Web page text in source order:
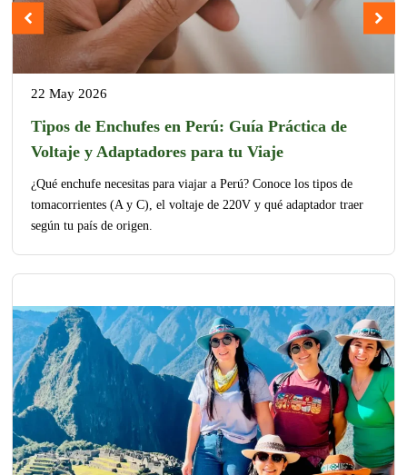
22 May 2026
Tipos de Enchufes en Perú: Guía Práctica de
Voltaje y Adaptadores para tu Viaje
¿Qué enchufe necesitas para viajar a Perú? Conoce los tipos de
tomacorrientes (A y C), el voltaje de 220V y qué adaptador traer
según tu país de origen.